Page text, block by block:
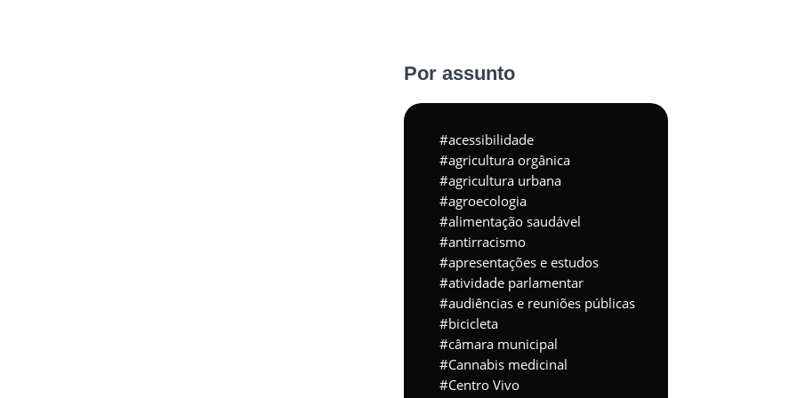
Por assunto
acessibilidade
agricultura orgânica
agricultura urbana
agroecologia
alimentação saudável
antirracismo
apresentações e estudos
atividade parlamentar
audiências e reuniões públicas
bicicleta
câmara municipal
Cannabis medicinal
Centro Vivo